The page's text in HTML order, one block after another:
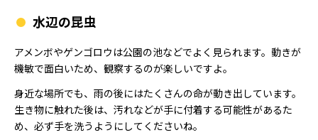
水辺の昆虫
アメンボやゲンゴロウは公園の池などでよく見られます。動きが
機敏で面白いため、観察するのが楽しいですよ。
身近な場所でも、雨の後にはたくさんの命が動き出しています。
生き物に触れた後は、汚れなどが手に付着する可能性があるた
め、必ず手を洗うようにしてくださいね。